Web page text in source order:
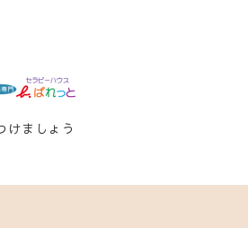
けましょう